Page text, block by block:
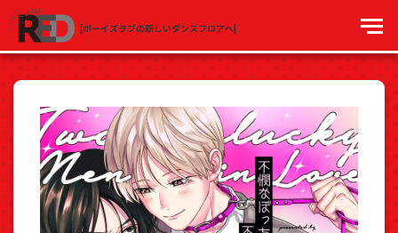
[ボーイズラブの新しいダンスフロアへ]